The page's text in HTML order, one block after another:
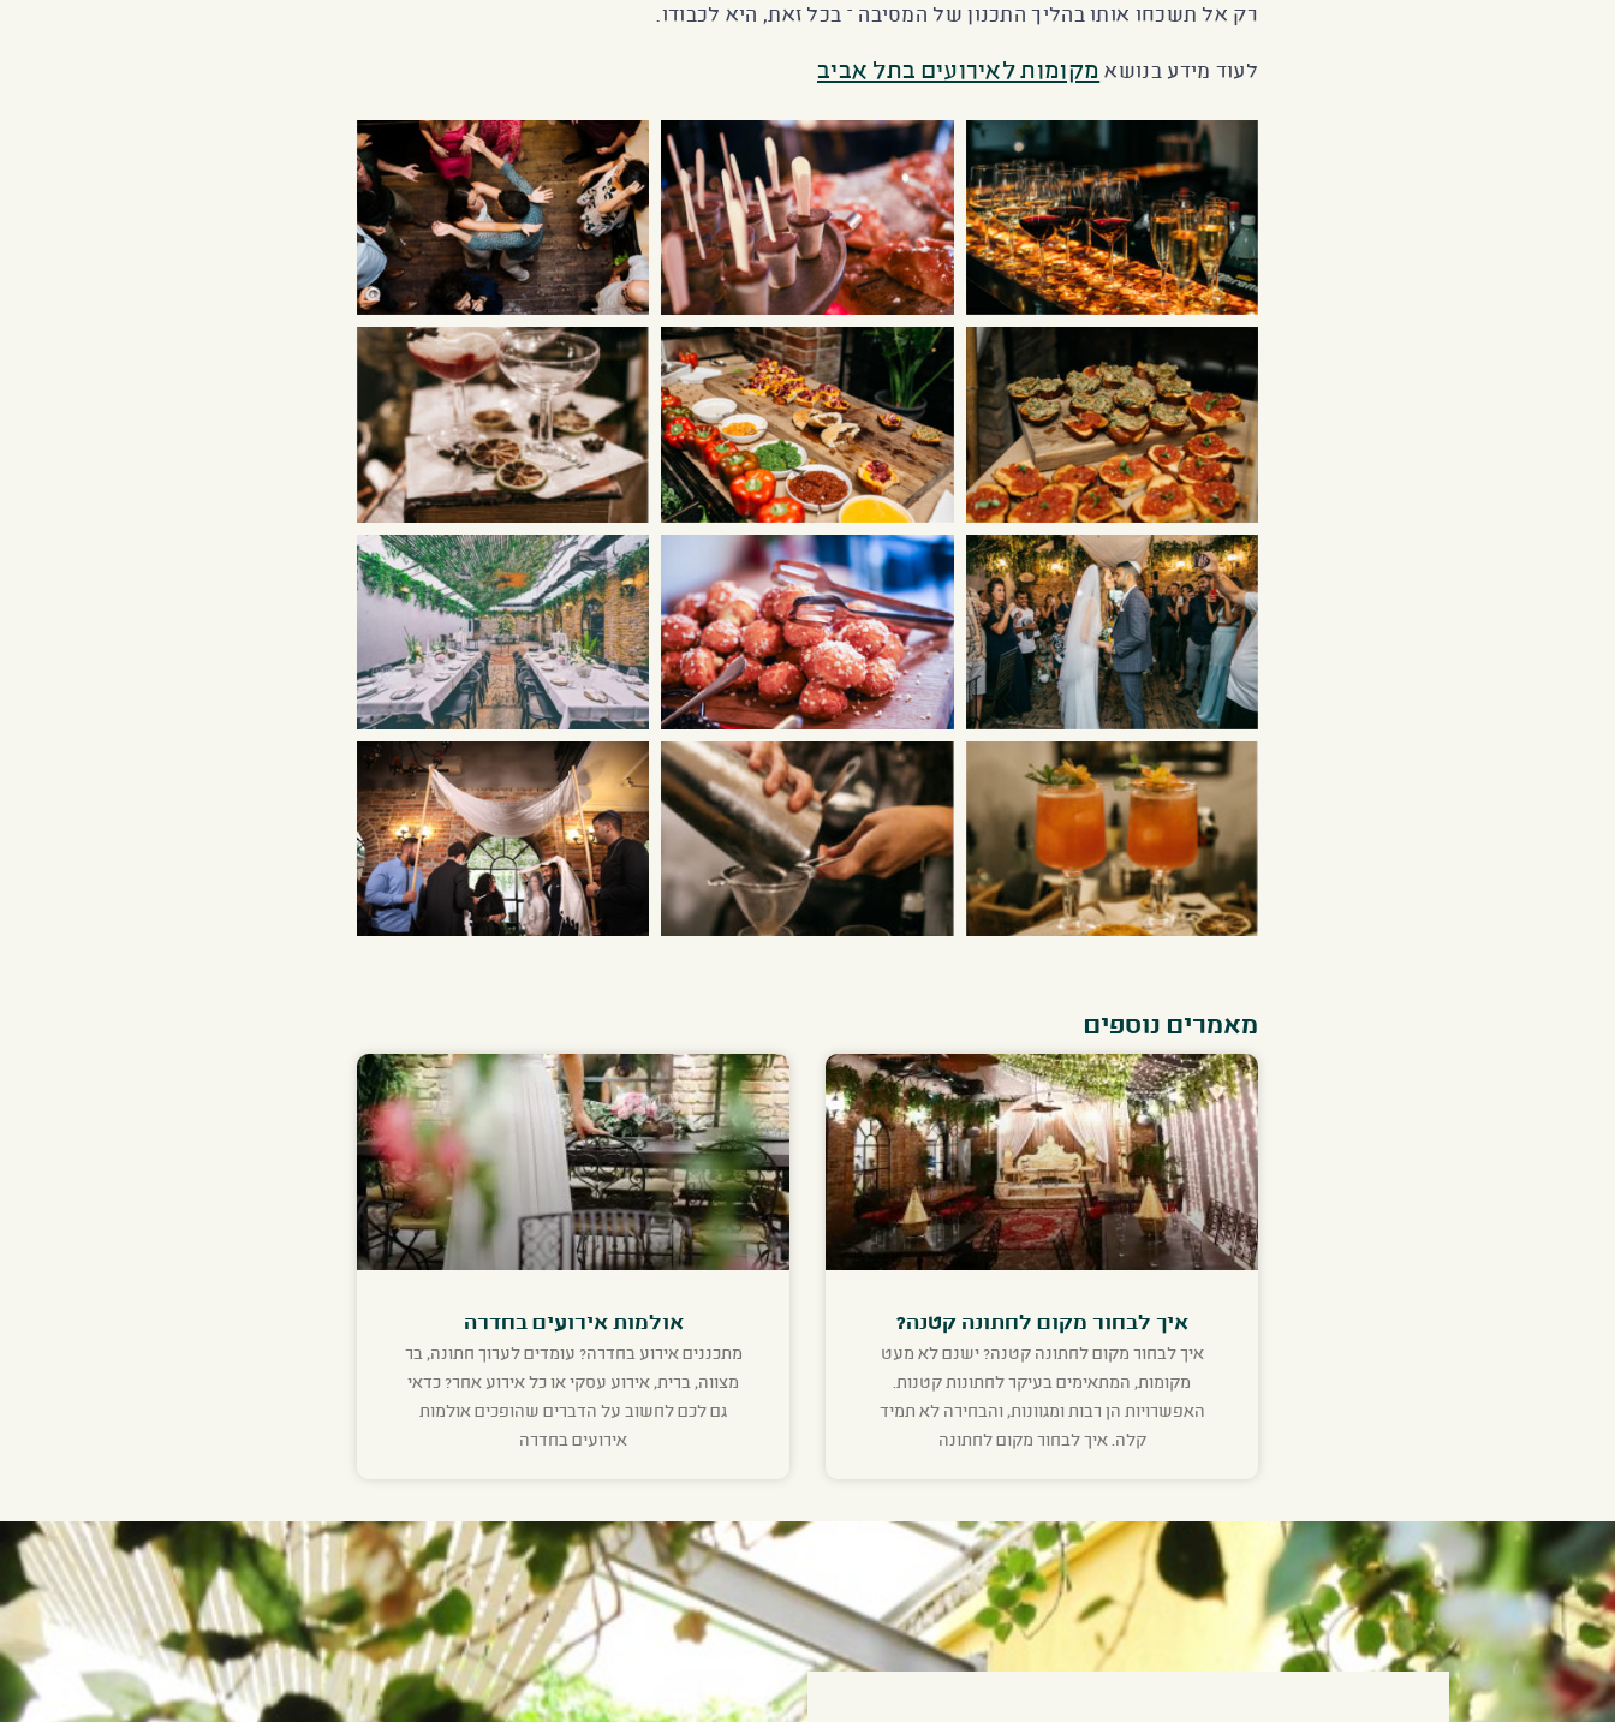
רק אל תשכחו אותו בהליך התכנון של המסיבה – בכל זאת, היא לכבודו.
לעוד מידע בנושא מקומות לאירועים בתל אביב
מאמרים נוספים
איך לבחור מקום לחתונה קטנה?
איך לבחור מקום לחתונה קטנה? ישנם לא מעט
מקומות, המתאימים בעיקר לחתונות קטנות.
האפשרויות הן רבות ומגוונות, והבחירה לא תמיד
קלה. איך לבחור מקום לחתונה
אולמות אירועים בחדרה
מתכננים אירוע בחדרה? עומדים לערוך חתונה, בר
מצווה, ברית, אירוע עסקי או כל אירוע אחר? כדאי
גם לכם לחשוב על הדברים שהופכים אולמות
אירועים בחדרה